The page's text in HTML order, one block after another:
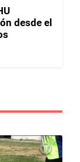
desde el